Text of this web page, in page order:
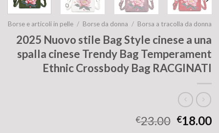
Borse e articoli in pelle / Borse da donna / Borsa a tracolla da donna
2025 Nuovo stile Bag Style cinese a una
spalla cinese Trendy Bag Temperament
Ethnic Crossbody Bag RACGINATI
€23.00 €18.00